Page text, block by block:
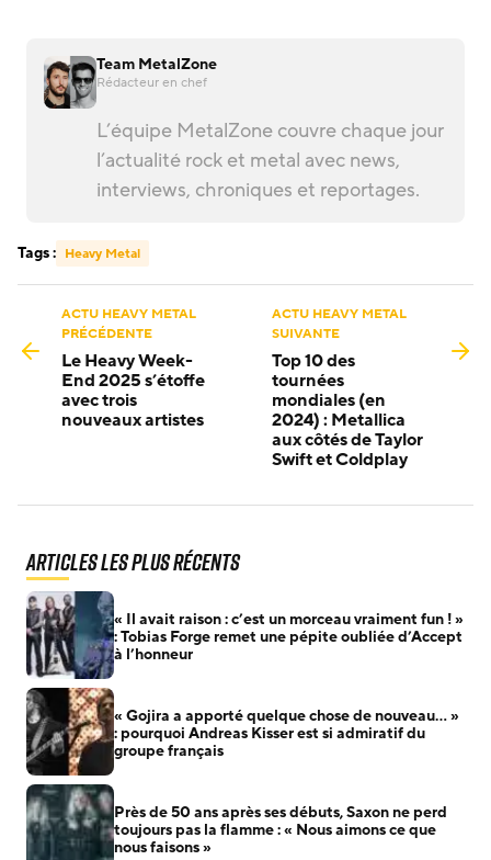
Team MetalZone
Rédacteur en chef
L’équipe MetalZone couvre chaque jour
l’actualité rock et metal avec news,
interviews, chroniques et reportages.
Tags : Heavy Metal
ACTU HEAVY METAL
PRÉCÉDENTE
Le Heavy Week-
End 2025 s’étoffe
avec trois
nouveaux artistes
ACTU HEAVY METAL
SUIVANTE
Top 10 des
tournées
mondiales (en
2024) : Metallica
aux côtés de Taylor
Swift et Coldplay
Articles les plus récents
« Il avait raison : c’est un morceau vraiment fun ! »
: Tobias Forge remet une pépite oubliée d’Accept
à l’honneur
« Gojira a apporté quelque chose de nouveau… »
: pourquoi Andreas Kisser est si admiratif du
groupe français
Près de 50 ans après ses débuts, Saxon ne perd
toujours pas la flamme : « Nous aimons ce que
nous faisons »